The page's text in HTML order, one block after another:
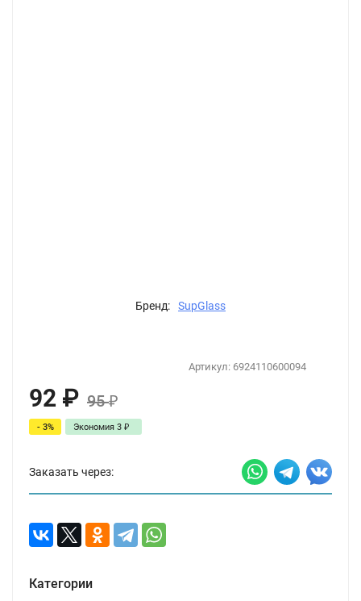
Бренд: SupGlass
Артикул: 6924110600094
92 ₽ 95₽
- 3% Экономия 3 ₽
Заказать через:
Категории